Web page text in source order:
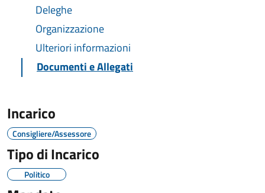
Deleghe
Organizzazione
Ulteriori informazioni
Documenti e Allegati
Incarico
Consigliere/Assessore
Tipo di Incarico
Politico